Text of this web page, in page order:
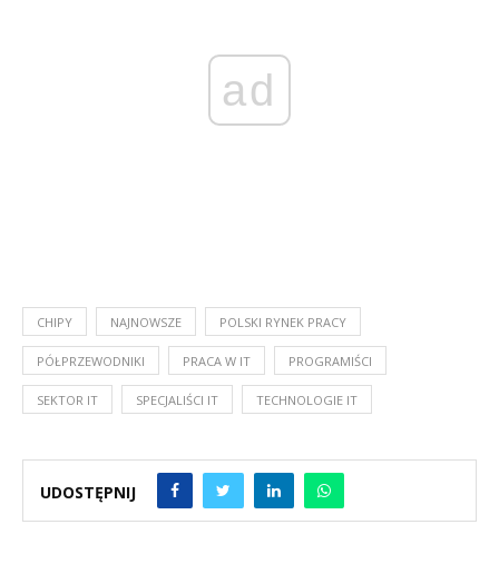
ad
CHIPY NAJNOWSZE POLSKI RYNEK PRACY
PÓŁPRZEWODNIKI PRACA W IT PROGRAMIŚCI
SEKTOR IT SPECJALIŚCI IT TECHNOLOGIE IT
UDOSTĘPNIJ